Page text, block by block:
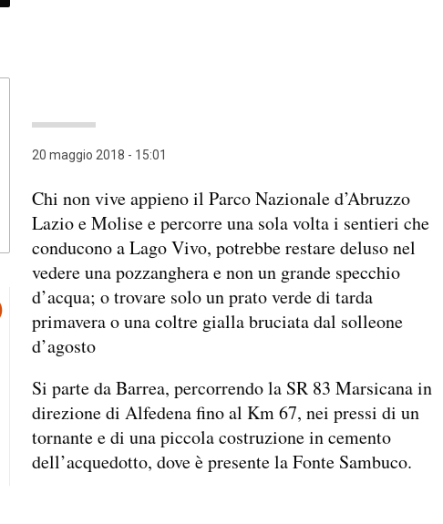
20 maggio 2018 - 15:01
Chi non vive appieno il Parco Nazionale d’Abruzzo
Lazio e Molise e percorre una sola volta i sentieri che
conducono a Lago Vivo, potrebbe restare deluso nel
vedere una pozzanghera e non un grande specchio
d’acqua; o trovare solo un prato verde di tarda
primavera o una coltre gialla bruciata dal solleone
d’agosto
Si parte da Barrea, percorrendo la SR 83 Marsicana in
direzione di Alfedena fino al Km 67, nei pressi di un
tornante e di una piccola costruzione in cemento
dell’acquedotto, dove è presente la Fonte Sambuco.